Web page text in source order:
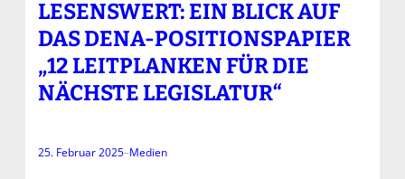
LESENSWERT: EIN BLICK AUF
DAS DENA-POSITIONSPAPIER
„12 LEITPLANKEN FÜR DIE
NÄCHSTE LEGISLATUR“
25. Februar 2025–Medien